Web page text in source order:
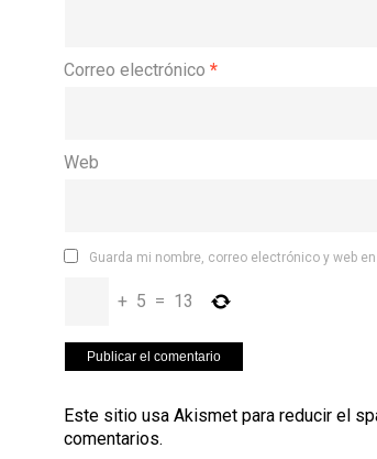
Correo electrónico *
Web
Guarda mi nombre, correo electrónico y web
+ 5 = 13
Este sitio usa Akismet para reducir el
comentarios.